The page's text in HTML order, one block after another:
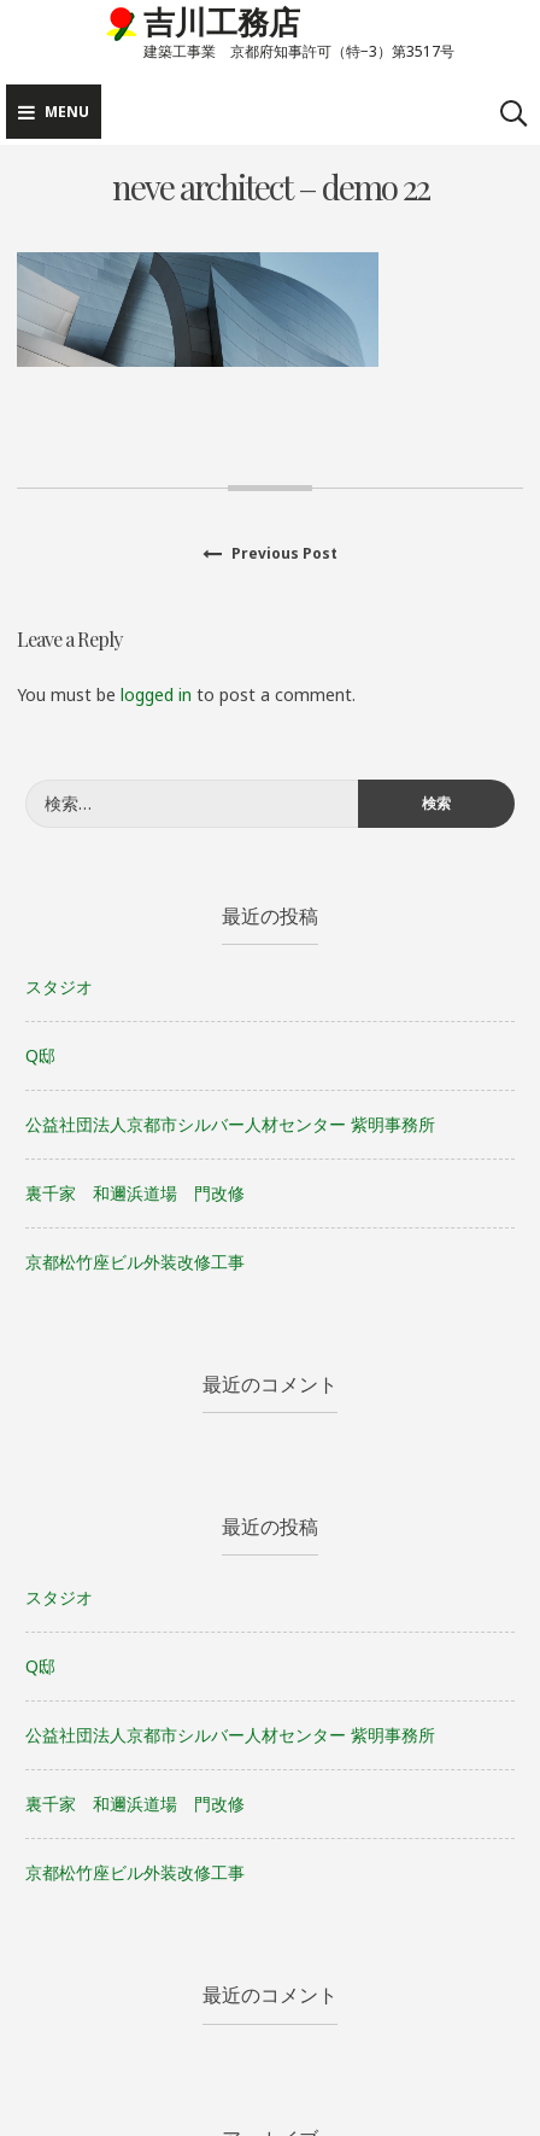
content
吉川工務店
建築工事業 京都府知事許可（特−3）第3517号
MENU
neve architect – demo 22
Previous Post
Leave a Reply
You must be logged in to post a comment.
索:
最近の投稿
スタジオ
Q邸
公益社団法人京都市シルバー人材センター 紫明事務所
裏千家 和邇浜道場 門改修
京都松竹座ビル外装改修工事
最近のコメント
最近の投稿
スタジオ
Q邸
公益社団法人京都市シルバー人材センター 紫明事務所
裏千家 和邇浜道場 門改修
京都松竹座ビル外装改修工事
最近のコメント